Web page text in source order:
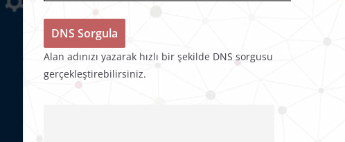
Alan adınızı yazarak hızlı bir şekilde DNS sorgusu
gerçekleştirebilirsiniz.